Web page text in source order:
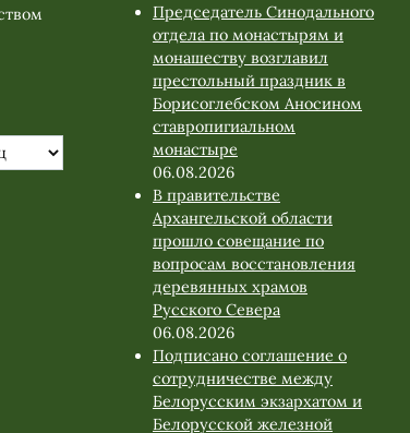
Председатель Синодального
отдела по монастырям и
монашеству возглавил
престольный праздник в
Борисоглебском Аносином
ставропигиальном
монастыре
06.08.2026
В правительстве
Архангельской области
прошло совещание по
вопросам восстановления
деревянных храмов
Русского Севера
06.08.2026
Подписано соглашение о
сотрудничестве между
Белорусским экзархатом и
Белорусской железной